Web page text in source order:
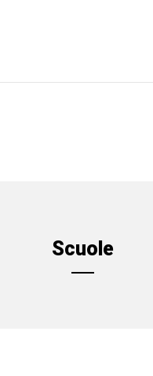
Scuole